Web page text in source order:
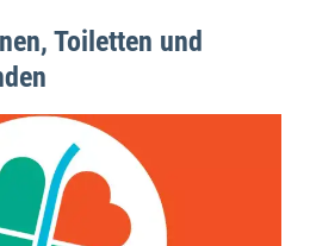
Toiletten und